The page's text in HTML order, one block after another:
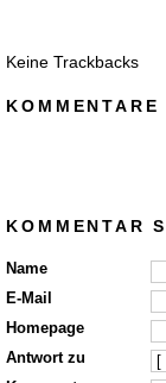
Keine Trackbacks
KOMMENTARE
KOMMENTAR
Name
E-Mail
Homepage
Antwort zu